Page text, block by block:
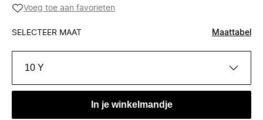
Voeg toe aan favorieten
SELECTEER MAAT Maattabel
10 Y
In je winkelmandje